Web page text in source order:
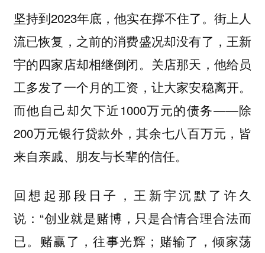
坚持到2023年底，他实在撑不住了。街上人
流已恢复，之前的消费盛况却没有了，王新
宇的四家店却相继倒闭。关店那天，他给员
工多发了一个月的工资，让大家安稳离开。
而他自己却欠下近1000万元的债务——除
200万元银行贷款外，其余七八百万元，皆
来自亲戚、朋友与长辈的信任。
回想起那段日子，王新宇沉默了许久
说：“创业就是赌博，只是合情合理合法而
已。赌赢了，往事光辉；赌输了，倾家荡